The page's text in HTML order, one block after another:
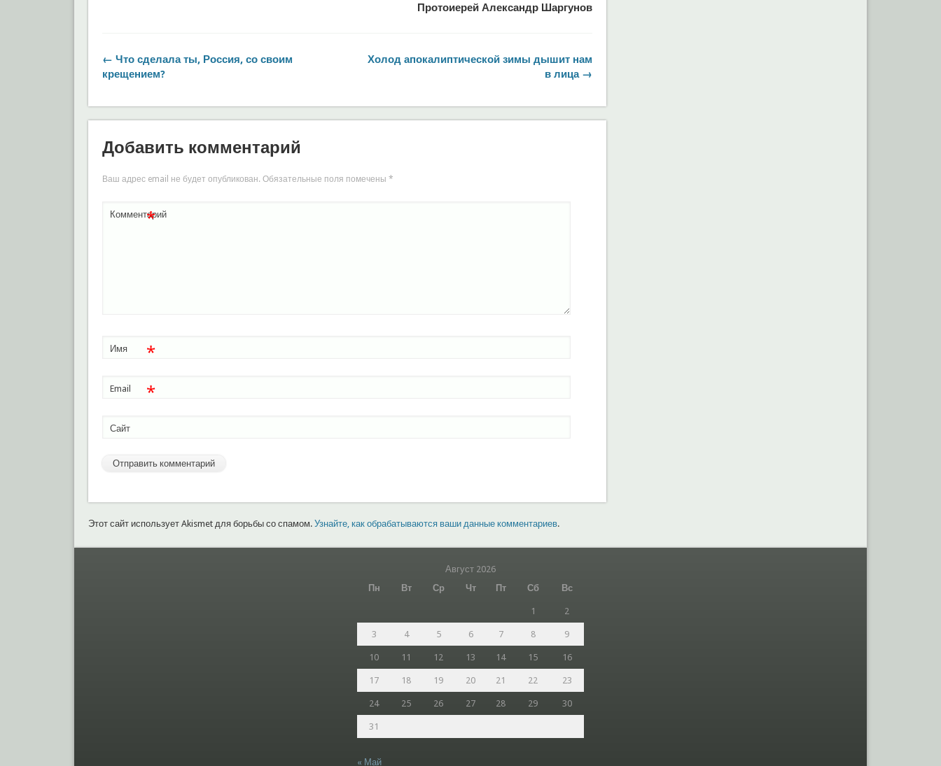
Протоиерей Александр Шаргунов
← Что сделала ты, Россия, со своим
крещением?
Холод апокалиптической зимы дышит нам
в лица →
Добавить комментарий
Ваш адрес email не будет опубликован. Обязательные поля помечены *
Комментарий
*
Имя *
Email *
Сайт
Этот сайт использует Akismet для борьбы со спамом. Узнайте, как обрабатываются ваши данные комментариев.
Август 2026
Пн
Вт Ср Чт Пт Сб Вс
1 2
3 4 5 6 7 8 9
10 11 12 13 14 15 16
17 18 19 20 21 22 23
24 25 26 27 28 29 30
31
« Май